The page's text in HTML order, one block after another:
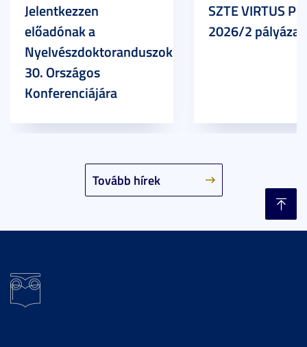
Tovább hírek
Jelentkezzen
előadónak a
Nyelvészdoktoranduszok
30. Országos
Konferenciájára
SZTE VIRTUS
2026/2